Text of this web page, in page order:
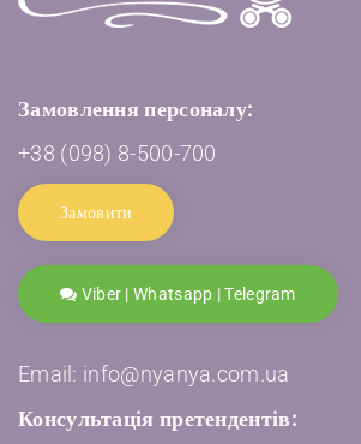
Замовлення персоналу:
+38 (098) 8-500-700
Замовити
Viber | Whatsapp | Telegram
Email: info@nyanya.com.ua
Консультація претендентів: